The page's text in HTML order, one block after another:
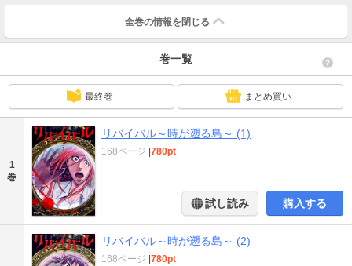
全巻の情報を 閉じる
巻一覧
最終巻 まとめ買い
1
巻
リバイバル～時が遡る島～ (1)
168ページ 780pt
試し読み 購入する
リバイバル～時が遡る島～ (2)
168ページ 780pt